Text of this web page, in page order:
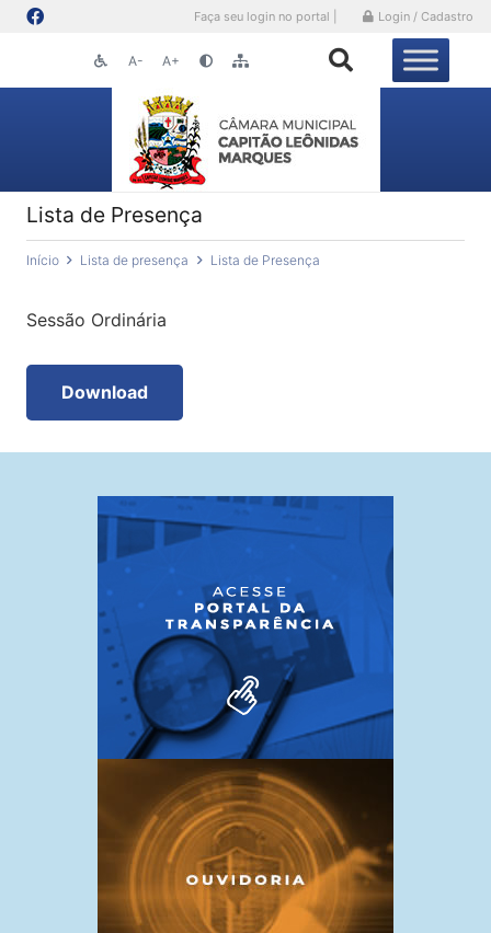
Faça seu login no portal | Login / Cadastro
A- A+
Lista de Presença
Início Lista de presença Lista de Presença
Sessão Ordinária
Download